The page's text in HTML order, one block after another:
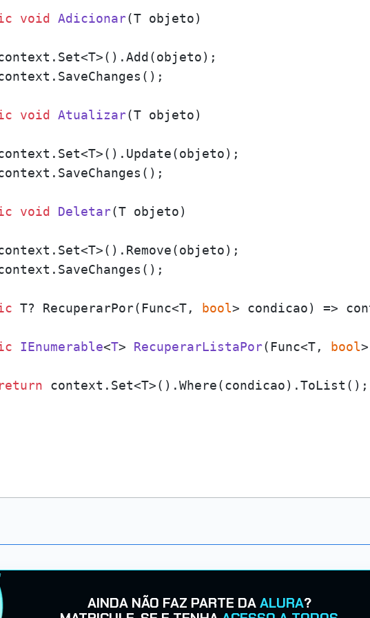
void Adicionar(T objeto)
void Atualizar(T objeto)
void Deletar(T objeto)
T? RecuperarPor(Func<T, bool> condicao) =>
IEnumerable<T> RecuperarListaPor( Func<T, bool
return context.Set<T>().Where(condicao).ToList();
AINDA NÃO FAZ PARTE DAALURA?